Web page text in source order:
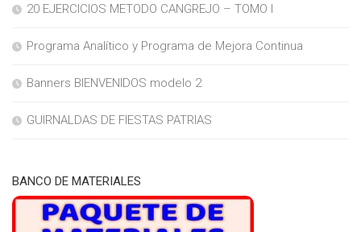
20 EJERCICIOS METODO CANGREJO – TOMO I
Programa Analítico y Programa de Mejora Continua
Banners BIENVENIDOS modelo 2
GUIRNALDAS DE FIESTAS PATRIAS
BANCO DE MATERIALES